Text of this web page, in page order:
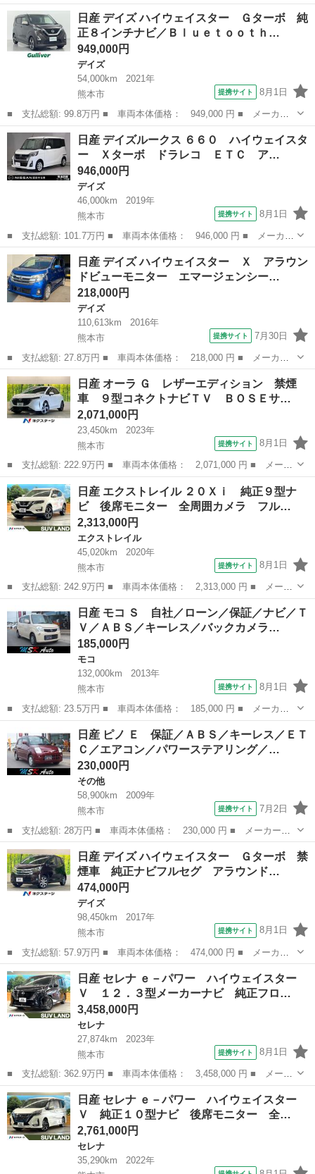
名： 日産 ■ 車種名： モコ ■ グレード名： ドルチェＸ 禁煙
車 純正ナビ バックカメラ 衝突被害軽減システム スマートキ
ー ＨＩＤヘッ...
熊本 熊本市 モコ
日産 デイズ ハイウェイスター Ｇターボ 純
正８インチナビ／Ｂｌｕｅｔｏｏｔｈ…
949,000円
デイズ
54,000km
2021年
熊本市
提携サイト 8月1日
■ 支払総額: 99.8万円 ■ 車両本体価格： 949,000 円 ■ メーカー
名： 日産 ■ 車種名： デイズ ■ グレード名： ハイウェイスタ
ー Ｇターボ 純正８インチナビ／Ｂｌｕｅｔｏｏｔｈ／ＣＤ／ＤＶ
Ｄ／フルセグ...
熊本 熊本市 デイズ
日産 デイズルークス ６６０ ハイウェイスタ
ー Ｘターボ ドラレコ ＥＴＣ ア…
946,000円
デイズ
46,000km
2019年
熊本市
提携サイト 8月1日
■ 支払総額: 101.7万円 ■ 車両本体価格： 946,000 円 ■ メーカー
名： 日産 ■ 車種名： デイズルークス ■ グレード名： ６６
０ ハイウェイスター Ｘターボ ドラレコ ＥＴＣ アラウンドビ
ューモニター...
熊本 熊本市 デイズ
日産 デイズ ハイウェイスター Ｘ アラウン
ドビューモニター エマージェンシー…
218,000円
デイズ
110,613km
2016年
熊本市
提携サイト 7月30日
■ 支払総額: 27.8万円 ■ 車両本体価格： 218,000 円 ■ メーカー
名： 日産 ■ 車種名： デイズ ■ グレード名： ハイウェイスタ
ー Ｘ アラウンドビューモニター エマージェンシーブレーキ ナ
ビ テレビ ...
熊本 熊本市 デイズ
日産 オーラ Ｇ レザーエディション 禁煙
車 ９型コネクトナビＴＶ ＢＯＳＥサ…
2,071,000円
23,450km
2023年
熊本市
提携サイト 8月1日
■ 支払総額: 222.9万円 ■ 車両本体価格： 2,071,000 円 ■ メーカ
ー名： 日産 ■ 車種名： オーラ ■ グレード名： Ｇ レザーエ
ディション 禁煙車 ９型コネクトナビＴＶ ＢＯＳＥサウンド プ
ロパイロ...
熊本 熊本市 日産
日産 エクストレイル ２０Ｘｉ 純正９型ナ
ビ 後席モニター 全周囲カメラ フル…
2,313,000円
エクストレイル
45,020km
2020年
熊本市
提携サイト 8月1日
■ 支払総額: 242.9万円 ■ 車両本体価格： 2,313,000 円 ■ メーカ
ー名： 日産 ■ 車種名： エクストレイル ■ グレード名： ２０
Ｘｉ 純正９型ナビ 後席モニター 全周囲カメラ フルセグ プロ
パイロッ...
熊本市 エクストレイル
日産 モコ Ｓ 自社／ローン／保証／ナビ／Ｔ
Ｖ／ＡＢＳ／キーレス／バックカメラ…
185,000円
モコ
132,000km
2013年
熊本市
提携サイト 8月1日
■ 支払総額: 23.5万円 ■ 車両本体価格： 185,000 円 ■ メーカー
名： 日産 ■ 車種名： モコ ■ グレード名： Ｓ 自社／ローン
／保証／ナビ／ＴＶ／ＡＢＳ／キーレス／バックカメラ／社外アルミ
／エアコン／...
熊本市 モコ
日産 ピノ Ｅ 保証／ＡＢＳ／キーレス／ＥＴ
Ｃ／エアコン／パワーステアリング／…
230,000円
その他
58,900km
2009年
熊本市
提携サイト 7月2日
■ 支払総額: 28万円 ■ 車両本体価格： 230,000 円 ■ メーカー
名： 日産 ■ 車種名： ピノ ■ グレード名： Ｅ 保証／ＡＢＳ
／キーレス／ＥＴＣ／エアコン／パワーステアリング／パワーウィン
ドウ／エアバッグ...
熊本 熊本市 その他
日産 デイズ ハイウェイスター Ｇターボ 禁
煙車 純正ナビフルセグ アラウンド…
474,000円
デイズ
98,450km
2017年
熊本市
提携サイト 8月1日
■ 支払総額: 57.9万円 ■ 車両本体価格： 474,000 円 ■ メーカー
名： 日産 ■ 車種名： デイズ ■ グレード名： ハイウェイスタ
ー Ｇターボ 禁煙車 純正ナビフルセグ アラウンドビューモニ
タ エマージェ...
熊本 熊本市 デイズ
日産 セレナ ｅ－パワー ハイウェイスター
Ｖ １２．３型メーカーナビ 純正フロ…
3,458,000円
セレナ
27,874km
2023年
熊本市
提携サイト 8月1日
■ 支払総額: 362.9万円 ■ 車両本体価格： 3,458,000 円 ■ メーカ
ー名： 日産 ■ 車種名： セレナ ■ グレード名： ｅ－パワー
ハイウェイスターＶ １２．３型メーカーナビ 純正フロントエア
ロ 両側電...
熊本 熊本市 セレナ
日産 セレナ ｅ－パワー ハイウェイスター
Ｖ 純正１０型ナビ 後席モニター 全…
2,761,000円
セレナ
35,290km
2022年